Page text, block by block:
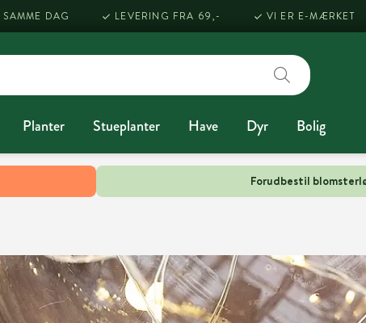
Forudbestil
SAMME DAG LEVERING FRA 69,- VI ER E-MÆRKET
Planter Stueplanter Have Dyr Bolig